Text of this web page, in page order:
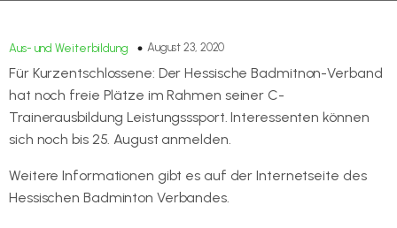
Aus- und Weiterbildung August 23, 2020
Für Kurzentschlossene: Der Hessische Badmitnon-Verband
hat noch freie Plätze im Rahmen seiner C-
Trainerausbildung Leistungsssport. Interessenten können
sich noch bis 25. August anmelden.
Weitere Informationen gibt es auf der Internetseite des
Hessischen Badminton Verbandes.